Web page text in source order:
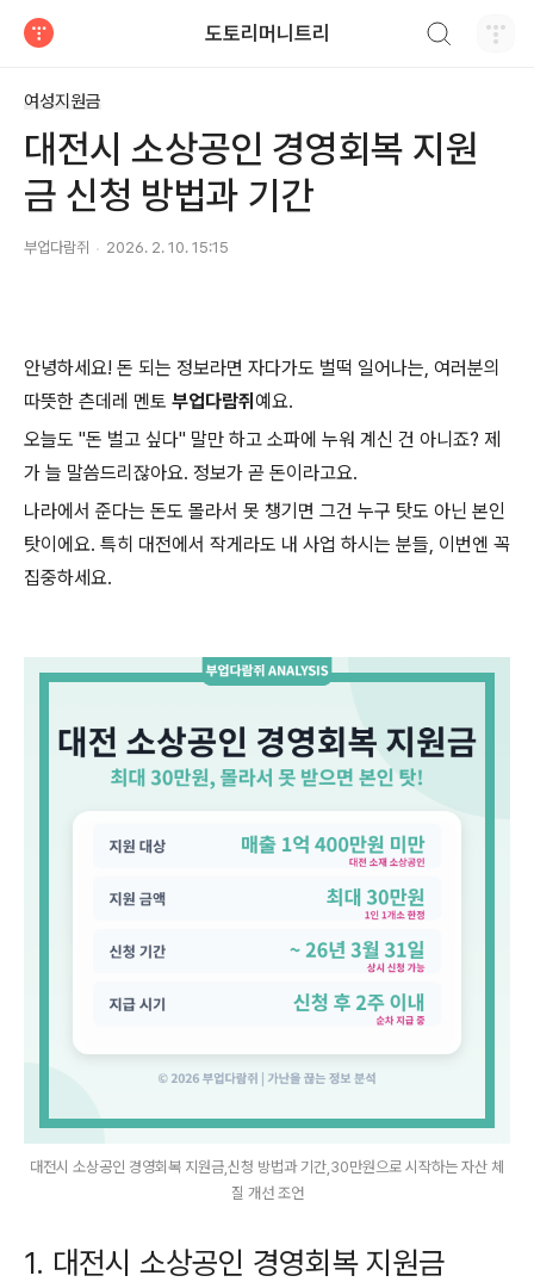
도토리머니트리
여성지원금
대전시 소상공인 경영회복 지원
금 신청 방법과 기간
부업다람쥐 2026. 2. 10. 15:15
안녕하세요! 돈 되는 정보라면 자다가도 벌떡 일어나는, 여러분의
따뜻한 츤데레 멘토 부업다람쥐 예요.
오늘도 "돈 벌고 싶다" 말만 하고 소파에 누워 계신 건 아니죠? 제
가 늘 말씀드리잖아요. 정보가 곧 돈이라고요.
나라에서 준다는 돈도 몰라서 못 챙기면 그건 누구 탓도 아닌 본인
탓이에요. 특히 대전에서 작게라도 내 사업 하시는 분들, 이번엔 꼭
집중하세요.
대전시 소상공인 경영회복 지원금,신청 방법과 기간,30만원으로 시작하는 자산 체
질 개선 조언
1. 대전시 소상공인 경영회복 지원금